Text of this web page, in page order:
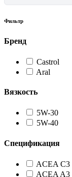
Фильтр
Бренд
Castrol
Aral
Вязкость
5W-30
5W-40
Спецификация
ACEA C3
ACEA A3